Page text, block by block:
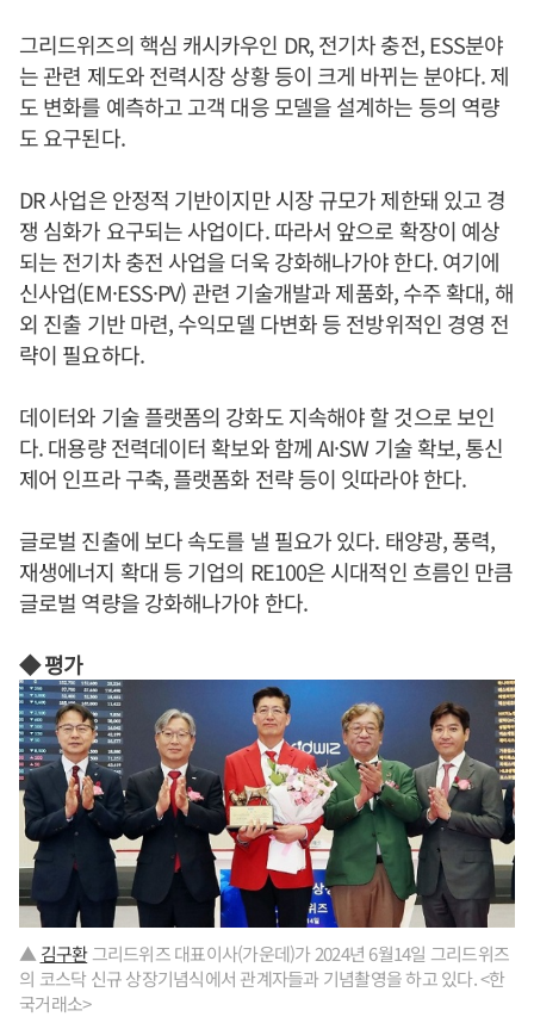
그리드위즈의 핵심 캐시카우인 DR, 전기차 충전, ESS분야
는 관련 제도와 전력시장 상황 등이 크게 바뀌는 분야다. 제
도 변화를 예측하고 고객 대응 모델을 설계하는 등의 역량
도 요구된다.
DR 사업은 안정적 기반이지만 시장 규모가 제한돼 있고 경
쟁 심화가 요구되는 사업이다. 따라서 앞으로 확장이 예상
되는 전기차 충전 사업을 더욱 강화해나가야 한다. 여기에
신사업(EM·ESS·PV) 관련 기술개발과 제품화, 수주 확대, 해
외 진출 기반 마련, 수익모델 다변화 등 전방위적인 경영 전
략이 필요하다.
데이터와 기술 플랫폼의 강화도 지속해야 할 것으로 보인
다. 대용량 전력데이터 확보와 함께 AI·SW 기술 확보, 통신
제어 인프라 구축, 플랫폼화 전략 등이 잇따라야 한다.
글로벌 진출에 보다 속도를 낼 필요가 있다. 태양광, 풍력,
재생에너지 확대 등 기업의 RE100은 시대적인 흐름인 만큼
글로벌 역량을 강화해나가야 한다.
◆ 평가
▲ 김구환그리드위즈 대표이사(가운데)가 2024년 6월14일 그리드위즈
의 코스닥 신규 상장기념식에서 관계자들과 기념촬영을 하고 있다. <한
국거래소>